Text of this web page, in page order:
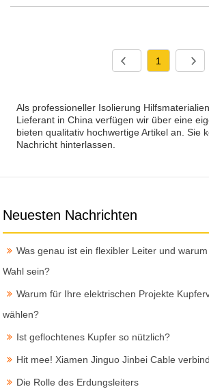
1
Als professioneller Isolierung
Lieferant in China verfügen wir über eine
bieten qualitativ hochwertige Artikel an. Sie
Nachricht hinterlassen.
Neuesten Nachrichten
Was genau ist ein flexibler Leiter und
Wahl sein?
Warum für Ihre elektrischen Projekte
wählen?
Ist geflochtenes Kupfer so nützlich?
Hit mee! Xiamen Jinguo Jinbei Cable
Die Rolle des Erdungsleiters